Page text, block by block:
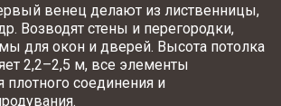
венец делают из лиственницы,
Возводят стены и перегородки,
для окон и дверей. Высота потолка
2,2–2,5 м, все элементы
плотного соединения и